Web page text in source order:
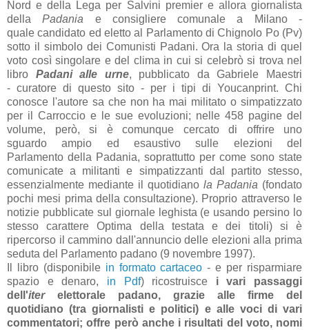
Nord e della Lega per Salvini premier e allora giornalista
dellaPadania e consigliere comunalea
Milano -
qualecandidato ed elettoal Parl amento di Chignolo Po (Pv)
sotto il simbolo dei Comunisti Padani. Ora la storia di quel
voto così singol are e del clima in cui si celebrò si trova nel
libro Padanialle urne, pubblicato da Gabriele Maestri
- curatore di questo sito - per i tipi di Youcanprint. Chi
conosce l'autore sa che non ha mai militato o simpatizzato
per il Carroccio e le sue evoluzioni; nelle 458 pagine del
volume, però, si è comunque cercato di offrire uno
sguardo ampio ed esaustivo sulle elezioni del
Parlamento della Padania, soprattutto per come sono state
comunicatea militanti e simpatizzanti dal partito stesso,
essenzialmente mediante il quotidiano la Padania (fondato
pochi mesi prima della consultazione). Proprio attraverso le
notizie pubblicate sul giornale leghista (e usando persino lo
stesso carattere Optima dell a testata e dei titoli) si è
ripercorso il cammino dall'annuncio delle elezionialla prima
seduta del Parl amento padano (9 novembre 1997).
Il libro (disponibile in formato cartaceo - e per risparmiare
spazio e denaro, in Pdf) ricostruisce i vari passaggi
dell'iterelettorale padano, grazie alle firme del
quotidiano (tra giornalisti e politici) e alle voci di vari
commentatori; offre però anche i risultati del voto, nomi